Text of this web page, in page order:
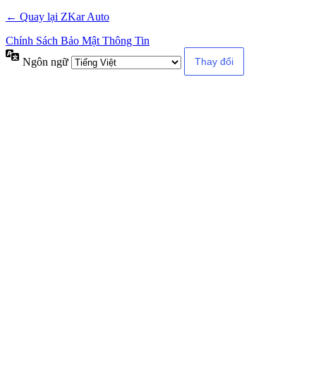
← Quay lại ZKar Auto
Chính Sách Bảo Mật Thông Tin
Ngôn ngữ